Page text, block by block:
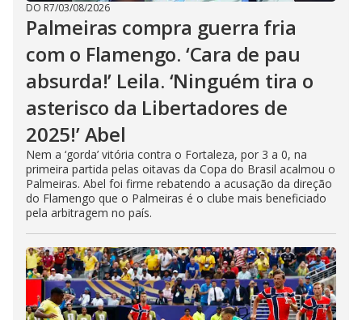
DO R7/03/08/2026
Palmeiras compra guerra fria
com o Flamengo. ‘Cara de pau
absurda!’ Leila. ‘Ninguém tira o
asterisco da Libertadores de
2025!’ Abel
Nem a ‘gorda’ vitória contra o Fortaleza, por 3 a 0, na
primeira partida pelas oitavas da Copa do Brasil acalmou o
Palmeiras. Abel foi firme rebatendo a acusação da direção
do Flamengo que o Palmeiras é o clube mais beneficiado
pela arbitragem no país.